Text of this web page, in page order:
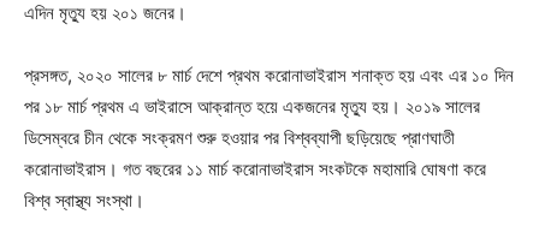
এদিন মৃত্যু হয় ২০১ জনের।
প্রসঙ্গত, ২০২০ সালের ৮ মার্চ দেশে প্রথম করোনাভাইরাস শনাক্ত হয় এবং এর ১০ দিন
পর ১৮ মার্চ প্রথম এ ভাইরাসে আক্রান্ত হয়ে একজনের মৃত্যু হয়। ২০১৯ সালের
ডিসেম্বরে চীন থেকে সংক্রমণ শুরু হওয়ার পর বিশ্বব্যাপী ছড়িয়েছে প্রাণঘাতী
করোনাভাইরাস। গত বছরের ১১ মার্চ করোনাভাইরাস সংকটকে মহামারি ঘোষণা করে
বিশ্ব স্বাস্থ্য সংস্থা।